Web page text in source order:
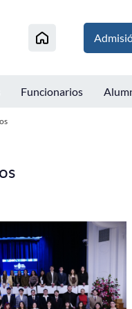
Funcionarios